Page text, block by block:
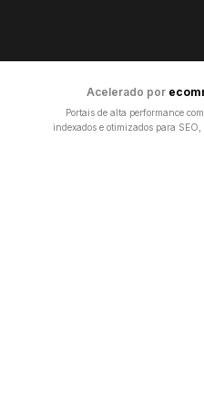
Acelerado por
Portais de alta performance
indexados e otimizados para